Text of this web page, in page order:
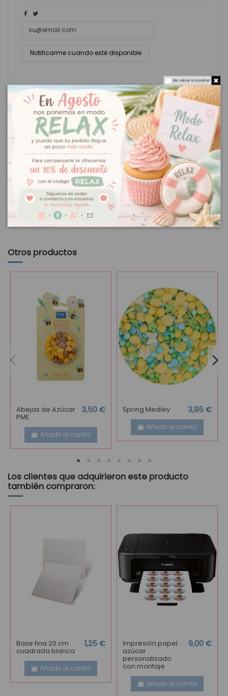
Descripción
Sprinkles Medley Santa Mix
Con estos preciosos sprinkles variados Papá Noel y
Jengibre conseguirás aportar un toque increíble a tus cupcakes o
tartas! Las decoraciones de azúcar tienen formas y colores
variados.
Ingredientes: Glucosa, azúcar blanco, maltodextrina, almidón de
maíz, aroma comestible, colorante *E129 *E102, E133, E150a. *Puede
tener un efecto adverso en la actividad y atención en los niños.
Contiene: 90 gr.
Marca: Azucren.
Otros productos
Abejas de Azúcar
PME
3,50 €
Añadir al carrito
Spring Medley 3,95 €
Añadir al carrito
Los clientes que adquirieron este producto
también compraron:
Base fina 20 cm
cuadrada blanca
1,25 €
Añadir al carrito
Impresión papel
azúcar
personalizado
con montaje
9,00 €
Añadir al carrito
No volver a mostrar